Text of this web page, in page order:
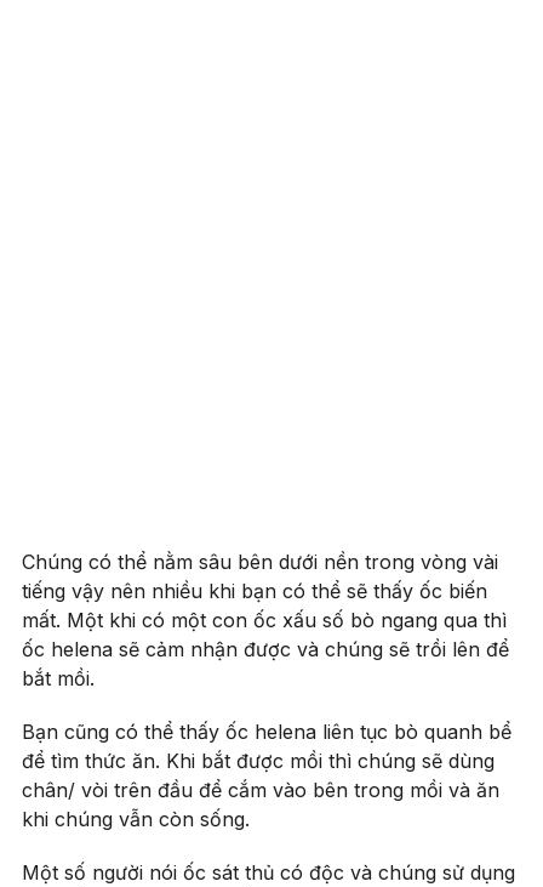
Chúng có thể nằm sâu bên dưới nền trong vòng vài
tiếng vậy nên nhiều khi bạn có thể sẽ thấy ốc biến
mất. Một khi có một con ốc xấu số bò ngang qua thì
ốc helena sẽ cảm nhận được và chúng sẽ trồi lên để
bắt mồi.
Bạn cũng có thể thấy ốc helena liên tục bò quanh bể
để tìm thức ăn. Khi bắt được mồi thì chúng sẽ dùng
chân/ vòi trên đầu để cắm vào bên trong mồi và ăn
khi chúng vẫn còn sống.
Một số người nói ốc sát thủ có độc và chúng sử dụng